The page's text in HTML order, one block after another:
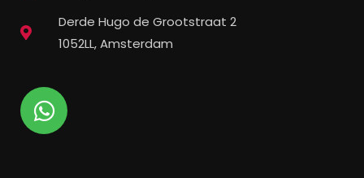
Derde Hugo de Grootstraat 2
1052LL, Amsterdam